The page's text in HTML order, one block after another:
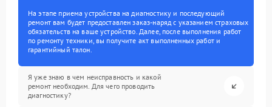
На этапе приема устройства на диагностику и последующий
ремонт вам будет предоставлен заказ-наряд с указанием страховых
обязательств на ваше устройство. Далее, после выполнения работ
по ремонту техники, вы получите акт выполненных работ и
гарантийный талон.
Я уже знаю в чем неисправность и какой
ремонт необходим. Для чего проводить
диагностику?